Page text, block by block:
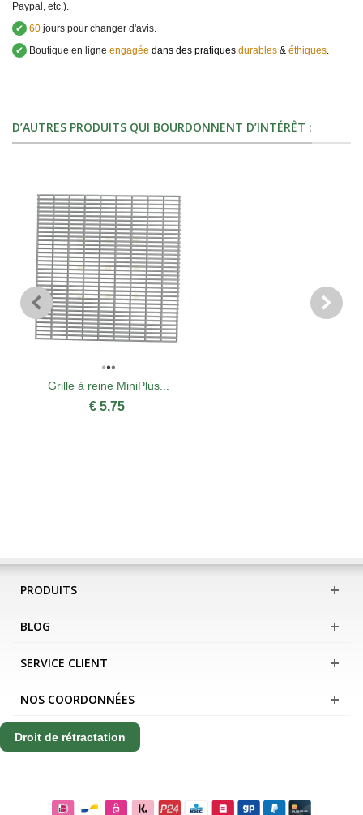
Paypal, etc.).
✔ 60 jours pour changer d'avis.
✔
Boutique en ligne engagée dans des pratiques durables & éthiques.
D’AUTRES PRODUITS QUI BOURDONNENT D’INTÉRÊT :
Grille à reine MiniPlus...
€ 5,75
PRODUITS
BLOG
SERVICE CLIENT
NOS COORDONNÉES
Droit de rétractation